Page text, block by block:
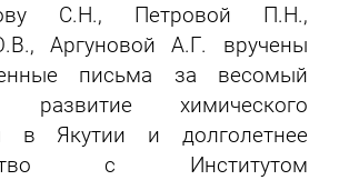
С.Н., Петровой П.Н.,
Аргуновой А.Г. вручены
письма за весомый
химического
в Якутии и долголетнее
с Институтом